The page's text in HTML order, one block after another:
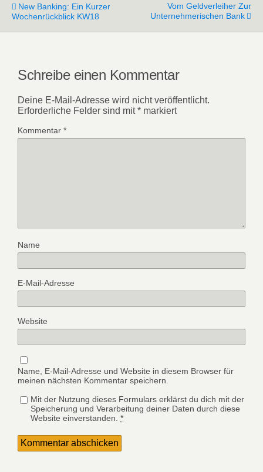
New Banking: Ein Kurzer
Wochenrückblick KW18
Vom Geldverleiher Zur
Unternehmerischen Bank
Schreibe einen Kommentar
Deine E-Mail-Adresse wird nicht veröffentlicht.
Erforderliche Felder sind mit* markiert
Kommentar *
Name
E-Mail-Adresse
Website
Name, E-Mail-Adresse und Website in diesem Browser für
meinen nächsten Kommentar speichern.
Mit der Nutzung dieses Formulars erklärst du dich mit der
Speicherung und Verarbeitung deiner Daten durch diese
Website einverstanden. *